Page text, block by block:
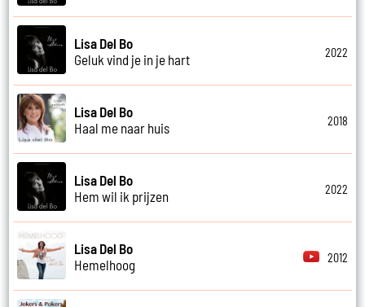
Lisa Del Bo
Geluk vind je in je hart
2022
Lisa Del Bo
Haal me naar huis
2018
Lisa Del Bo
Hem wil ik prijzen
2022
Lisa Del Bo
Hemelhoog
2012